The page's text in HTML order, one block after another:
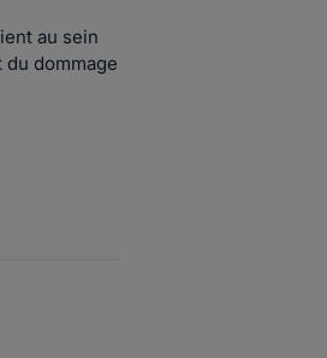
au sein
dommage